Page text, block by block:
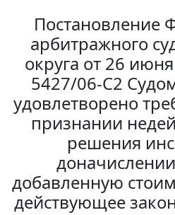
Постановление
арбитражного
округа от 26
5427/06-С2
удовлетворено
признании
решения
добавленную
действующее